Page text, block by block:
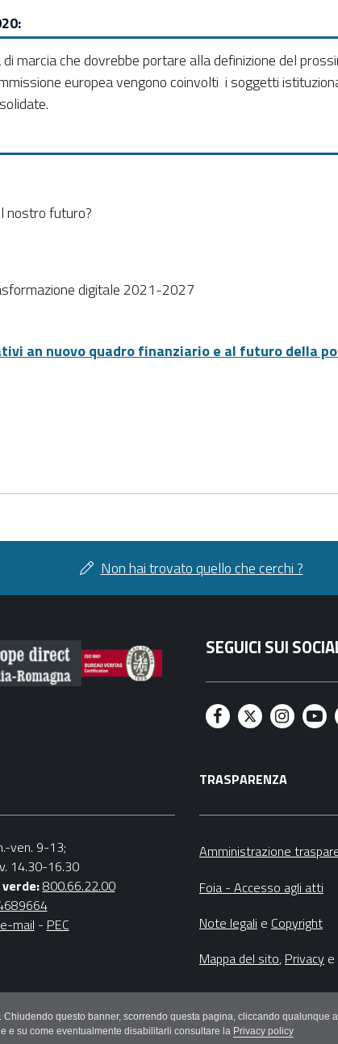
questo banner, scorrendo questa pagina, cliccando
e su come eventualmente disabilitarli consultare la Privacy policy
marcia che dovrebbe portare alla definizione del
europea vengono coinvolti i soggetti
nostro futuro?
digitale 2021-2027
an nuovo quadro finanziario e al futuro della
Non hai trovato quello che cerchi ?
SEGUICI SUI
F
c
e
o
k
T
i
t
r
I
s
t
r
a
m
Y
t
e
ven. 9-13;
14.30-16.30
800.66.22.00
e-mail - PEC
TRASPARENZA
Amministrazione
Foia - Accesso agli atti
Note legali e Copyright
Mappa del sito, Privacy e